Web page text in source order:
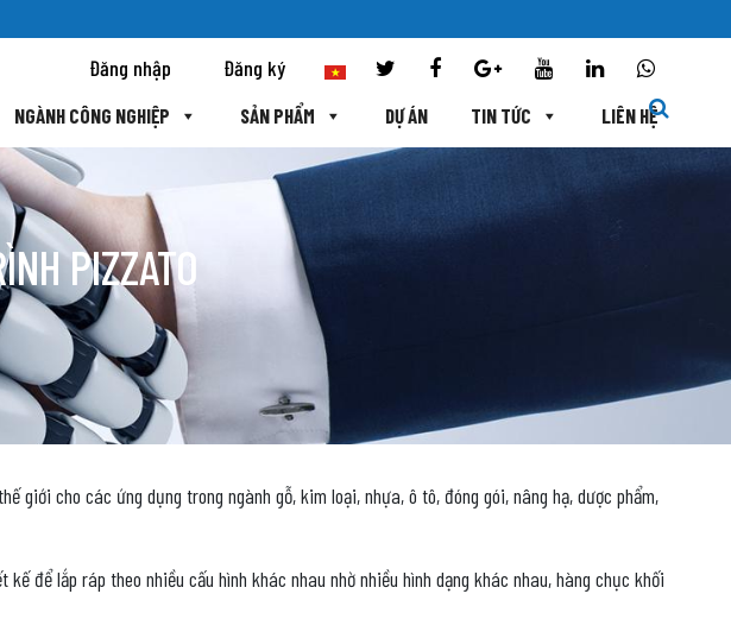
Đăng nhập Đăng ký
NGÀNH CÔNG NGHIỆP SẢN PHẨM DỰ ÁN TIN TỨC LIÊN HỆ
PIZZATO
cho các ứng dụng trong ngành gỗ, kim loại, nhựa, ô tô, đóng gói, nâng hạ, dược phẩm,
để lắp ráp theo nhiều cấu hình khác nhau nhờ nhiều hình dạng khác nhau, hàng chục khối